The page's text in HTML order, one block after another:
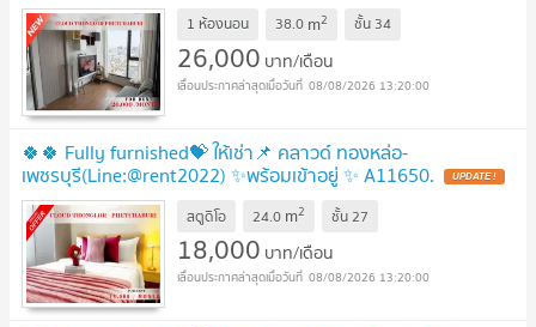
1 ห้องนอน 38.0 m2 ชั้น 34
26,000 บาท/เดือน
08/08/2026 13:20:00
🍀🍀 Fully furnished💝 ให้เช่า📌 คลาวด์ ทองหล่อ-
เพชรบุรี(Line:@rent2022) ✨พร้อมเข้าอยู่ ✨ A11650.
สตูดิโอ 24.0 m2 ชั้น27
18,000 บาท/เดือน
08/08/2026 13:20:00